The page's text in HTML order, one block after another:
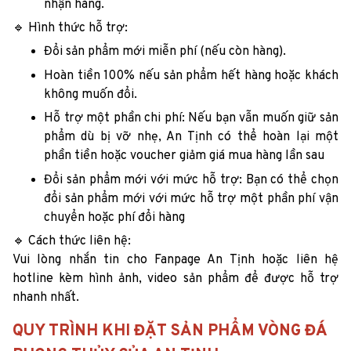
nhận hàng.
🔹 Hình thức hỗ trợ:
Đổi sản phẩm mới miễn phí (nếu còn hàng).
Hoàn tiền 100% nếu sản phẩm hết hàng hoặc khách
không muốn đổi.
Hỗ trợ một phần chi phí: Nếu bạn vẫn muốn giữ sản
phẩm dù bị vỡ nhẹ, An Tịnh có thể hoàn lại một
phần tiền hoặc voucher giảm giá mua hàng lần sau
Đổi sản phẩm mới với mức hỗ trợ: Bạn có thể chọn
đổi sản phẩm mới với mức hỗ trợ một phần phí vận
chuyển hoặc phí đổi hàng
🔹 Cách thức liên hệ:
Vui lòng nhắn tin cho Fanpage An Tịnh hoặc liên hệ
hotline kèm hình ảnh, video sản phẩm để được hỗ trợ
nhanh nhất.
QUY TRÌNH KHI ĐẶT SẢN PHẨM VÒNG ĐÁ